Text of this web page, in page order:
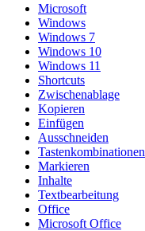
Microsoft
Windows
Windows 7
Windows 10
Windows 11
Shortcuts
Zwischenablage
Kopieren
Einfügen
Ausschneiden
Tastenkombinationen
Markieren
Inhalte
Textbearbeitung
Office
Microsoft Office